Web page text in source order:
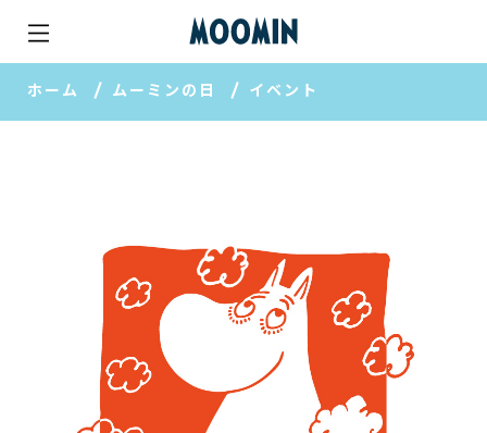
ホーム ムーミンの日 イベント